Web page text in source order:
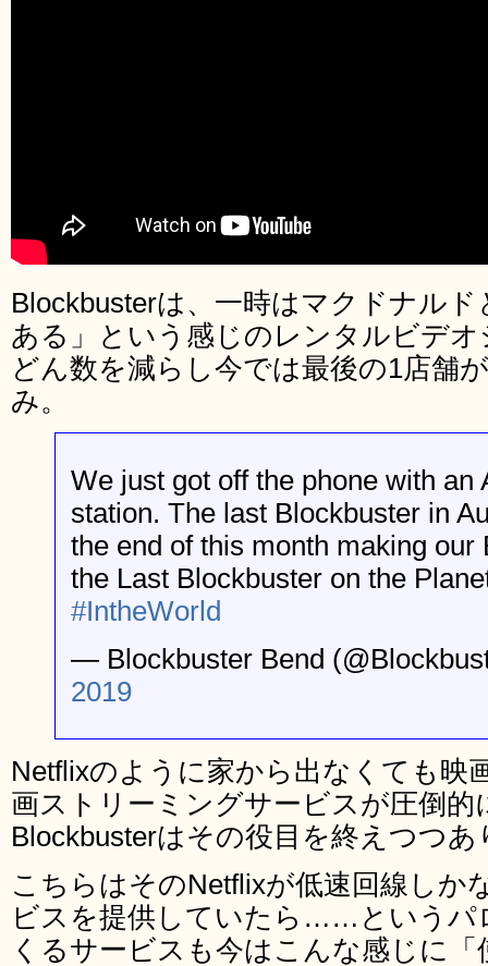
Blockbusterは、一時はマクドナル
ある」という感じのレンタルビデ
どん数を減らし今では最後の1店舗
み。
We just got off the phone with an
station. The last Blockbuster in
the end of this month making our
the Last Blockbuster on the
#IntheWorld
— Blockbuster Bend
2019
Netflixのように家から出なくても映
画ストリーミングサービスが圧倒的
Blockbusterはその役目を終えつつあ
こちらはそのNetflixが低速回線しか
ビスを提供していたら……というパ
くるサービスも今はこんな感じに